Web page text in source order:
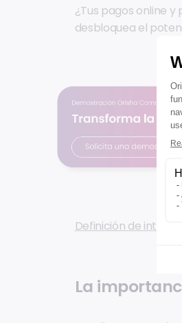
¿Tus pagos online
desbloquea el
Definición de
La